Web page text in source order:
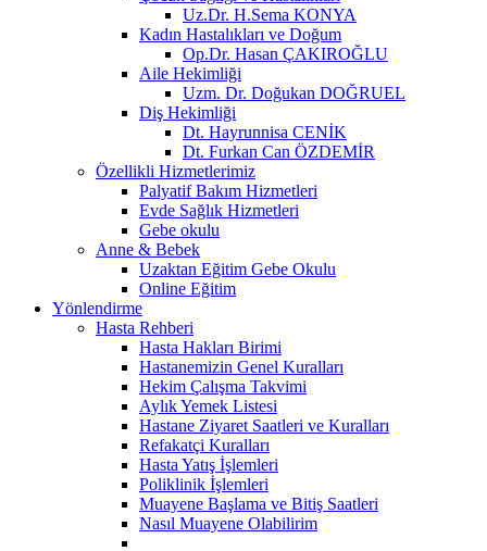
Uz.Dr. H.Sema KONYA
Kadın Hastalıkları ve Doğum
Op.Dr. Hasan ÇAKIROĞLU
Aile Hekimliği
Uzm. Dr. Doğukan DOĞRUEL
Diş Hekimliği
Dt. Hayrunnisa CENİK
Dt. Furkan Can ÖZDEMİR
Özellikli Hizmetlerimiz
Palyatif Bakım Hizmetleri
Evde Sağlık Hizmetleri
Gebe okulu
Anne & Bebek
Uzaktan Eğitim Gebe Okulu
Online Eğitim
Yönlendirme
Hasta Rehberi
Hasta Hakları Birimi
Hastanemizin Genel Kuralları
Hekim Çalışma Takvimi
Aylık Yemek Listesi
Hastane Ziyaret Saatleri ve Kuralları
Refakatçi Kuralları
Hasta Yatış İşlemleri
Poliklinik İşlemleri
Muayene Başlama ve Bitiş Saatleri
Nasıl Muayene Olabilirim